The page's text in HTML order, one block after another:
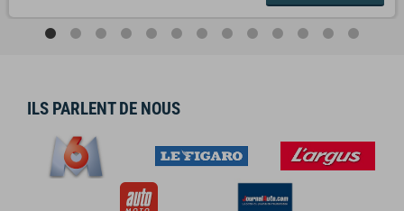
ILS PARLENT DE NOUS